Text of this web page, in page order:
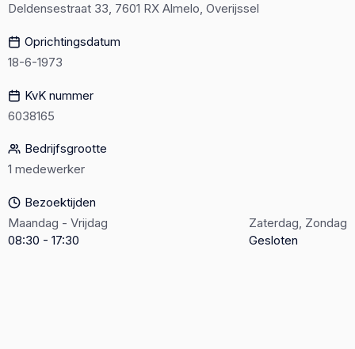
Deldensestraat 33, 7601 RX Almelo, Overijssel
Oprichtingsdatum
18-6-1973
KvK nummer
6038165
Bedrijfsgrootte
1 medewerker
Bezoektijden
Maandag - Vrijdag
08:30 - 17:30
Zaterdag, Zondag
Gesloten